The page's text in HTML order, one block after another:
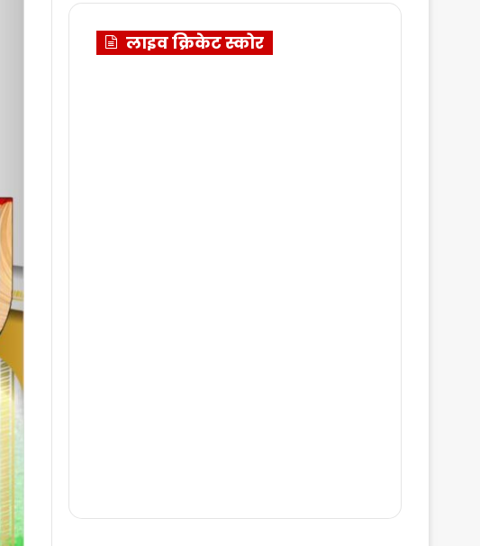
लाइव क्रिकेट स्कोर